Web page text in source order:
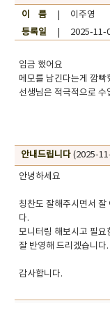
이 름| 이주영
등록일| 2025-11-
입금 했어요
메모를 남긴다는게 깜빡
선생님은 적극적으로 수
안내드립니다(2025-
안녕하세요
칭찬도 잘해주시면서 잘
다.
모니터링 해보시고 필요
잘 반영해 드리겠습니다.
감사합니다. ​ ​ ​